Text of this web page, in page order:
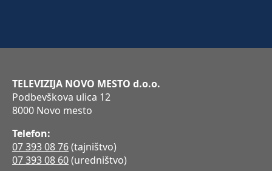
TELEVIZIJA NOVO MESTO d.o.o.
Podbevškova ulica 12
8000 Novo mesto
Telefon:
07 393 08 76(tajništvo)
07 393 08 60(uredništvo)